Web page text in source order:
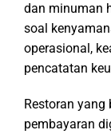
dan minuman
soal
operasional,
pencatatan
Restoran
pembayaran